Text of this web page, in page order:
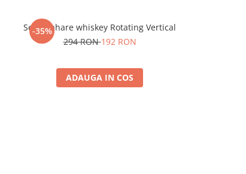
-35%
Set 6 Pahare whiskey Rotating Vertical
294 RON192 RON
ADAUGA IN COS